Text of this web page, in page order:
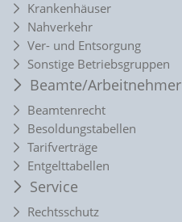
Krankenhäuser
Nahverkehr
Ver- und Entsorgung
Sonstige Betriebsgruppen
Beamte/Arbeitnehmer
Beamtenrecht
Besoldungstabellen
Tarifverträge
Entgelttabellen
Service
Rechtsschutz